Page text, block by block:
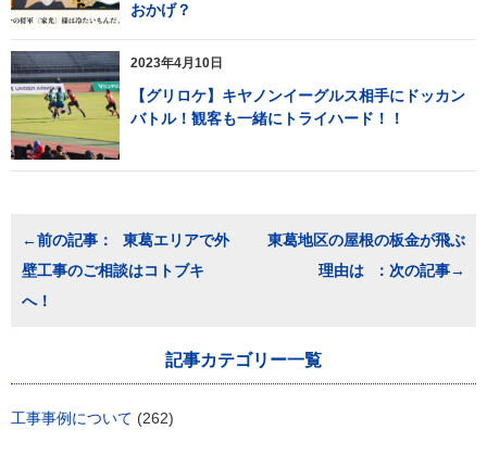
おかげ？
2023年4月10日
【グリロケ】キヤノンイーグルス相手にドッカン
バトル！観客も一緒にトライハード！！
ナ
ビ
ョ
東葛エリアで外
壁工事のご相談はコトブキ
へ！
東葛地区の屋根の板金が飛ぶ
理由は
記事カテゴリー一覧
工事事例について (262)